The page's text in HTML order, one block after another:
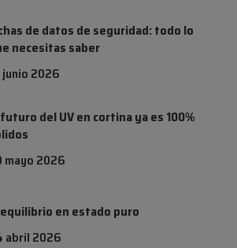
de datos de seguridad: todo lo
necesitas saber
junio 2026
del UV en cortina ya es 100%
mayo 2026
en estado puro
abril 2026